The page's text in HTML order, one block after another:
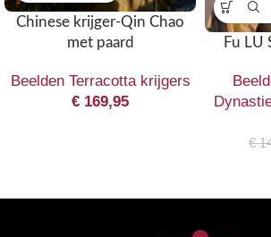
Chinese krijger-Qin Chao
met paard
Beelden Terracotta krijgers
€ 169,95
Fu LU
€